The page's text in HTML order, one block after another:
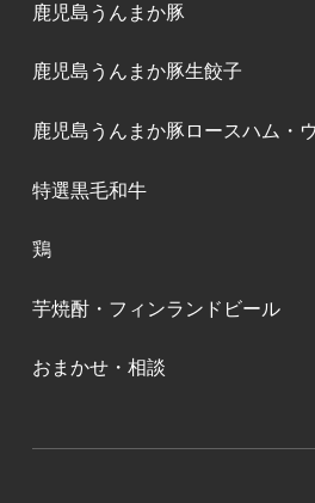
鹿児島うんまか豚
鹿児島うんまか豚生餃子
鹿児島うんまか豚ロースハム・
特選黒毛和牛
鶏
芋焼酎・フィンランドビール
おまかせ・相談